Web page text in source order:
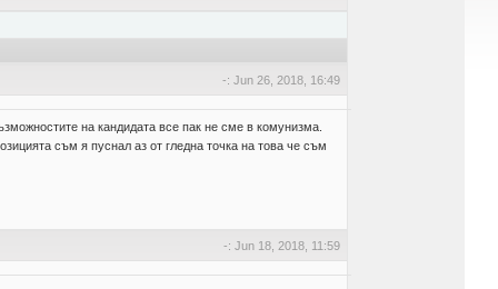
-: Jun 26, 2018, 16:49
на кандидата все пак не сме в комунизма.
съм я пуснал аз от гледна точка на това че съм
-: Jun 18, 2018, 11:59